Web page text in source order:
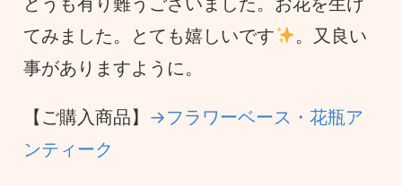
てみました。とても嬉しいです
。又良い
事がありますように。
【ご購入商品】 →フラワーベース・花瓶ア
ンティーク